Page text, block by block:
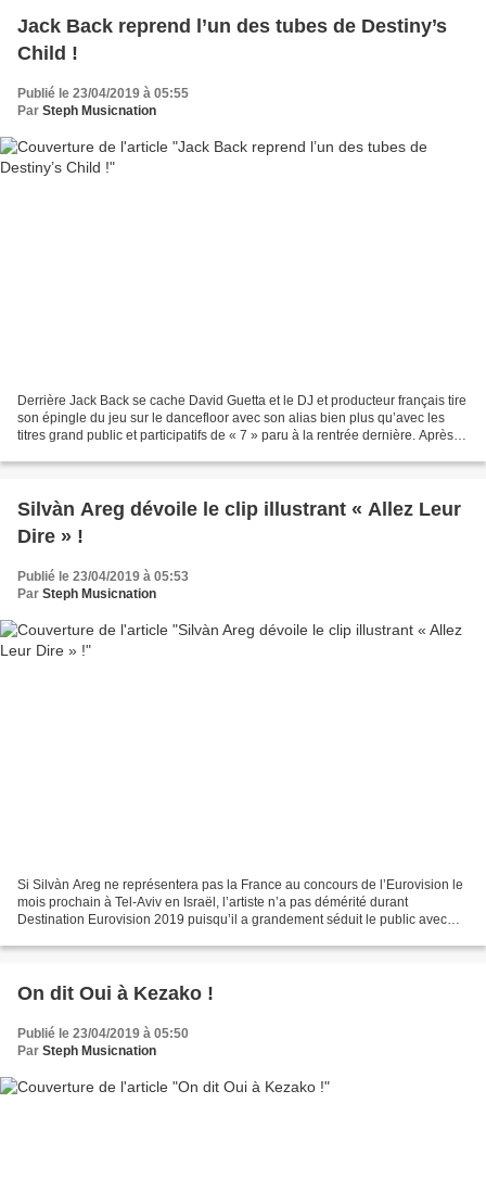
Jack Back reprend l’un des tubes de Destiny’s
Child !
Publié le 23/04/2019 à 05:55
Par Steph Musicnation
Derrière Jack Back se cache David Guetta et le DJ et producteur français tire
son épingle du jeu sur le dancefloor avec son alias bien plus qu’avec les
titres grand public et participatifs de « 7 » paru à la rentrée dernière. Après
Silvàn Areg dévoile le clip illustrant « Allez Leur
Dire » !
Publié le 23/04/2019 à 05:53
Par Steph Musicnation
Si Silvàn Areg ne représentera pas la France au concours de l’Eurovision le
mois prochain à Tel-Aviv en Israël, l’artiste n’a pas démérité durant
Destination Eurovision 2019 puisqu’il a grandement séduit le public avec
On dit Oui à Kezako !
Publié le 23/04/2019 à 05:50
Par Steph Musicnation